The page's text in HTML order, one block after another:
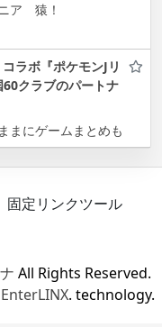
ア 猿！
ラボ『ポケモンJリ
クラブのパートナ
まにゲームまとめも
固定リンクツール
All Rights Reserved.
EnterLINX. technology.